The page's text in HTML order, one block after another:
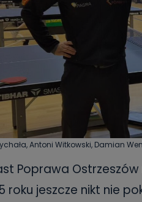
Antoni Witkowski, Damian
Poprawa
roku jeszcze nikt nie